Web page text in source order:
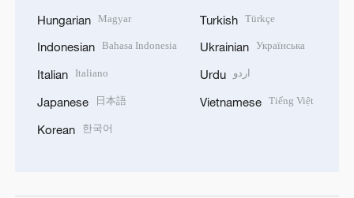
Hungarian Magyar
Indonesian Bahasa Indonesia
Italian Italiano
Japanese 日本語
Korean 한국어
Turkish Türkçe
Ukrainian Українська
Urdu اردو
Vietnamese Tiếng Việt